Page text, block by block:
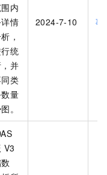
内
情
，
统
并
类
量
。
2024-7-10 事
V3